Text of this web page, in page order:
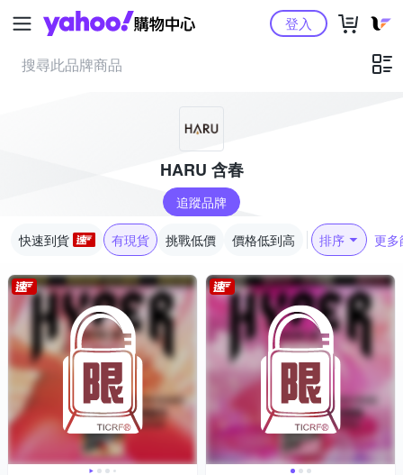
Yahoo購物中心登入
HARU 含春
追蹤品牌
快速到貨 有現貨 挑戰低價 價格低到高 排序 更多